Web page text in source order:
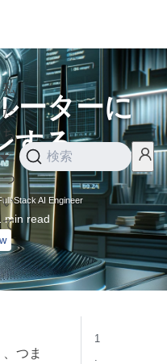
私
た
ち
に
つ
い
て
検索
ーターに
する
Stack AI Engineer
min read
つま
1
.